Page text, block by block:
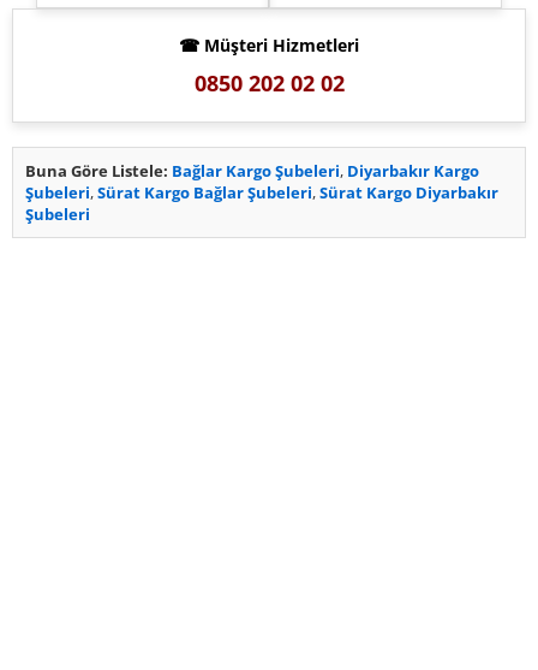
☎ Müşteri Hizmetleri
0850 202 02 02
Buna Göre Listele: Bağlar Kargo Şubeleri, Diyarbakır Kargo
Şubeleri,Sürat Kargo Bağlar Şubeleri,Sürat Kargo Diyarbakır
Şubeleri